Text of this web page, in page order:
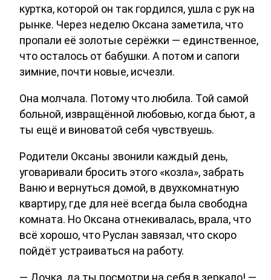
куртка, которой он так гордился, ушла с рук на
рынке. Через неделю Оксана заметила, что
пропали её золотые серёжки — единственное,
что осталось от бабушки. А потом и сапоги
зимние, почти новые, исчезли.
Она молчала. Потому что любила. Той самой
больной, извращённой любовью, когда бьют, а
ты ещё и виноватой себя чувствуешь.
Родители Оксаны звонили каждый день,
уговаривали бросить этого «козла», забрать
Ваню и вернуться домой, в двухкомнатную
квартиру, где для неё всегда была свободна
комната. Но Оксана отнекивалась, врала, что
всё хорошо, что Руслан завязал, что скоро
пойдёт устраиваться на работу.
— Дочка, да ты посмотри на себя в зеркало! —